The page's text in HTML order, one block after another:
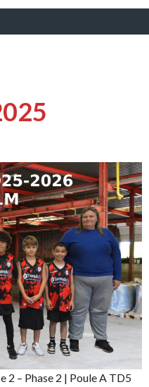
2 – Phase 2 | Poule A TD5